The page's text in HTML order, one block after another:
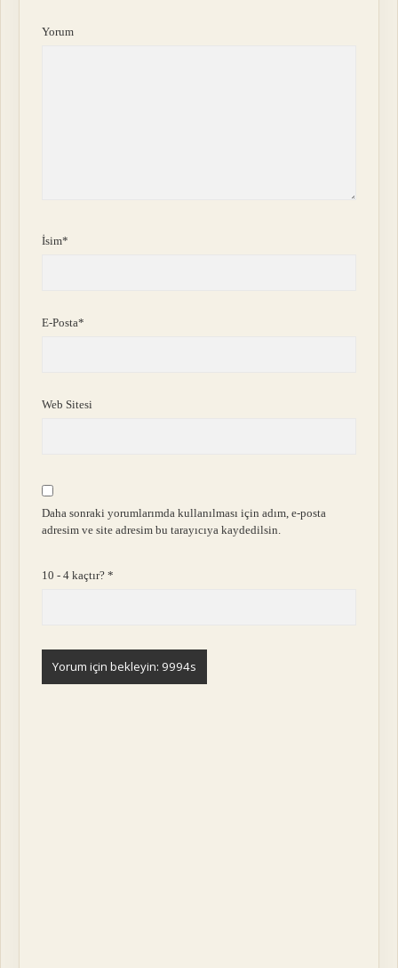
Yorum
İsim*
E-Posta*
Web Sitesi
Daha sonraki yorumlarımda kullanılması için adım, e-posta
adresim ve site adresim bu tarayıcıya kaydedilsin.
10 - 4 kaçtır?*